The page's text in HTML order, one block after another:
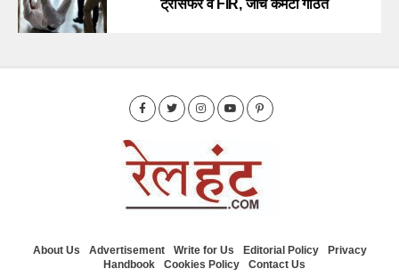
ट्रांसफर व FIR, जांच कमेटी गठित
About Us Advertisement Write for Us Editorial Policy
Privacy
Handbook
Cookies Policy Contact Us